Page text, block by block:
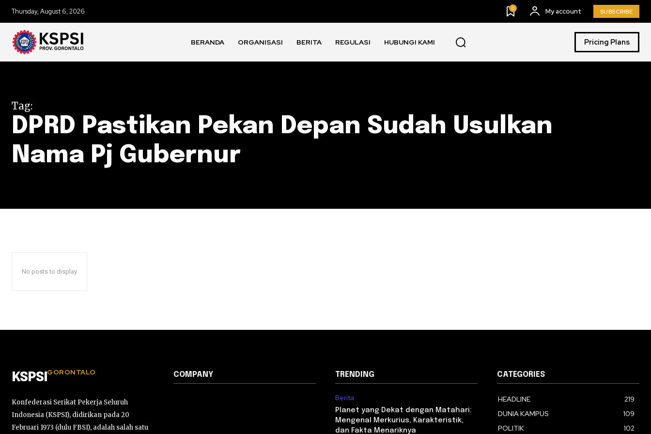
Thursday, August 6, 2026 0 My account SUBSCRIBE
BERANDA ORGANISASI BERITA REGULASI HUBUNGI KAMI Pricing Plans
Tag:
DPRD Pastikan Pekan Depan Sudah Usulkan
Nama Pj Gubernur
No posts to display
KSPSI GORONTALO
Konfederasi Serikat Pekerja Seluruh
Indonesia (KSPSI), didirikan pada 20
Februari 1973 (dulu FBSI), adalah salah satu
COMPANY TRENDING
Berita
Planet yang Dekat dengan Matahari:
Mengenal Merkurius, Karakteristik,
dan Fakta Menariknya
CATEGORIES
HEADLINE
219
DUNIA KAMPUS
109
POLITIK
102